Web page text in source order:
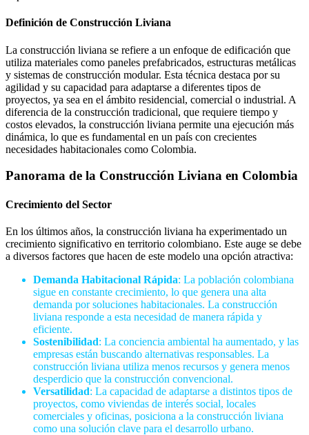
Definición de Construcción Liviana
La construcción liviana se refiere a un enfoque de edificación que
utiliza materiales como paneles prefabricados, estructuras metálicas
y sistemas de construcción modular. Esta técnica destaca por su
agilidad y su capacidad para adaptarse a diferentes tipos de
proyectos, ya sea en el ámbito residencial, comercial o industrial. A
diferencia de la construcción tradicional, que requiere tiempo y
costos elevados, la construcción liviana permite una ejecución más
dinámica, lo que es fundamental en un país con crecientes
necesidades habitacionales como Colombia.
Panorama de la Construcción Liviana en Colombia
Crecimiento del Sector
En los últimos años, la construcción liviana ha experimentado un
crecimiento significativo en territorio colombiano. Este auge se debe
a diversos factores que hacen de este modelo una opción atractiva:
Demanda Habitacional Rápida: La población colombiana
sigue en constante crecimiento, lo que genera una alta
demanda por soluciones habitacionales. La construcción
liviana responde a esta necesidad de manera rápida y
eficiente.
Sostenibilidad: La conciencia ambiental ha aumentado, y las
empresas están buscando alternativas responsables. La
construcción liviana utiliza menos recursos y genera menos
desperdicio que la construcción convencional.
Versatilidad: La capacidad de adaptarse a distintos tipos de
proyectos, como viviendas de interés social, locales
comerciales y oficinas, posiciona a la construcción liviana
como una solución clave para el desarrollo urbano.